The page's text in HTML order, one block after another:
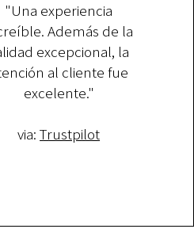
"Una experiencia
Además de la
excepcional, la
al cliente fue
excelente."​
via:Trustpilot